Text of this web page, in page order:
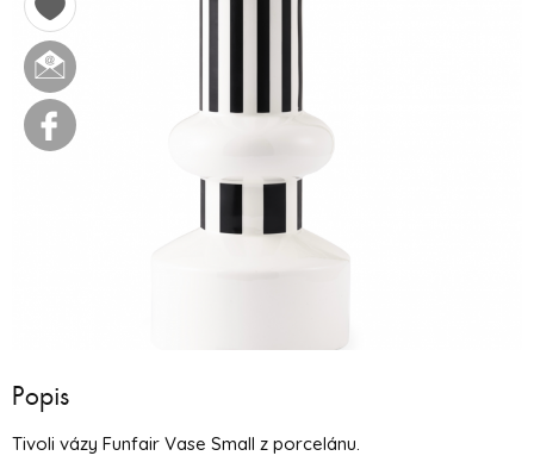
Popis
Tivoli vázy Funfair Vase Small z porcelánu.